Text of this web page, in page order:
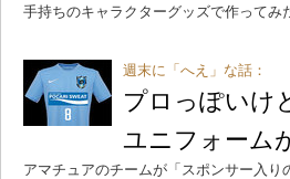
手持ちのキャラクターグッズで作ってみ
週末に「へえ」な話：
プロっぽいけ
ユニフォーム
アマチュアのチームが「スポンサー入